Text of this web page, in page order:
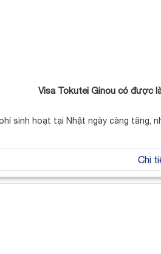
Visa Tokutei Ginou có được
sinh hoạt tại Nhật ngày càng tăng,
Chi